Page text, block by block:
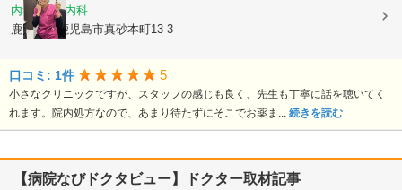
内科, 血液内科
鹿児島県鹿児島市真砂本町13-3
口コミ: 1件 5
小さなクリニックですが、スタッフの感じも良く、先生も丁寧に話を聴いてく
れます。院内処方なので、あまり待たずにそこでお薬ま... 続きを読む
【病院なびドクタビュー】ドクター取材記事